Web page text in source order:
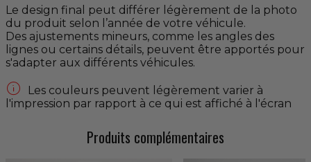
Le design final peut différer légèrement de la photo
du produit selon l’année de votre véhicule.
Des ajustements mineurs, comme les angles des
lignes ou certains détails, peuvent être apportés pour
s'adapter aux différents véhicules.

Les couleurs peuvent légèrement varier à
l'impression par rapport à ce qui est affiché à l'écran
Produits complémentaires